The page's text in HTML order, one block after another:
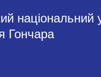
національний
Гончара